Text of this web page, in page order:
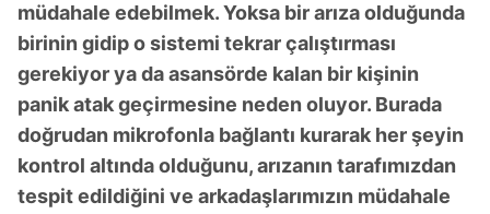
müdahale edebilmek. Yoksa bir arıza olduğunda
birinin gidip o sistemi tekrar çalıştırması
gerekiyor ya da asansörde kalan bir kişinin
panik atak geçirmesine neden oluyor. Burada
doğrudan mikrofonla bağlantı kurarak her şeyin
kontrol altında olduğunu, arızanın tarafımızdan
tespit edildiğini ve arkadaşlarımızın müdahale